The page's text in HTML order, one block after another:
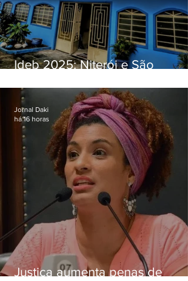
Ideb 2025: Niterói e São
distintos no ensino médio; veja
Justiça aumenta penas de
Jornal Daki
há 16 horas